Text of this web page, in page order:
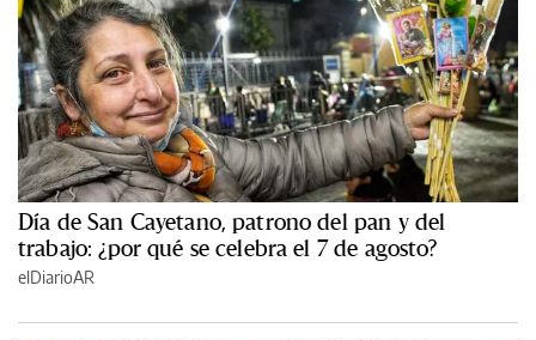
Día de San Cayetano, patrono del pan y del
trabajo: ¿por qué se celebra el 7 de agosto?
elDiarioAR